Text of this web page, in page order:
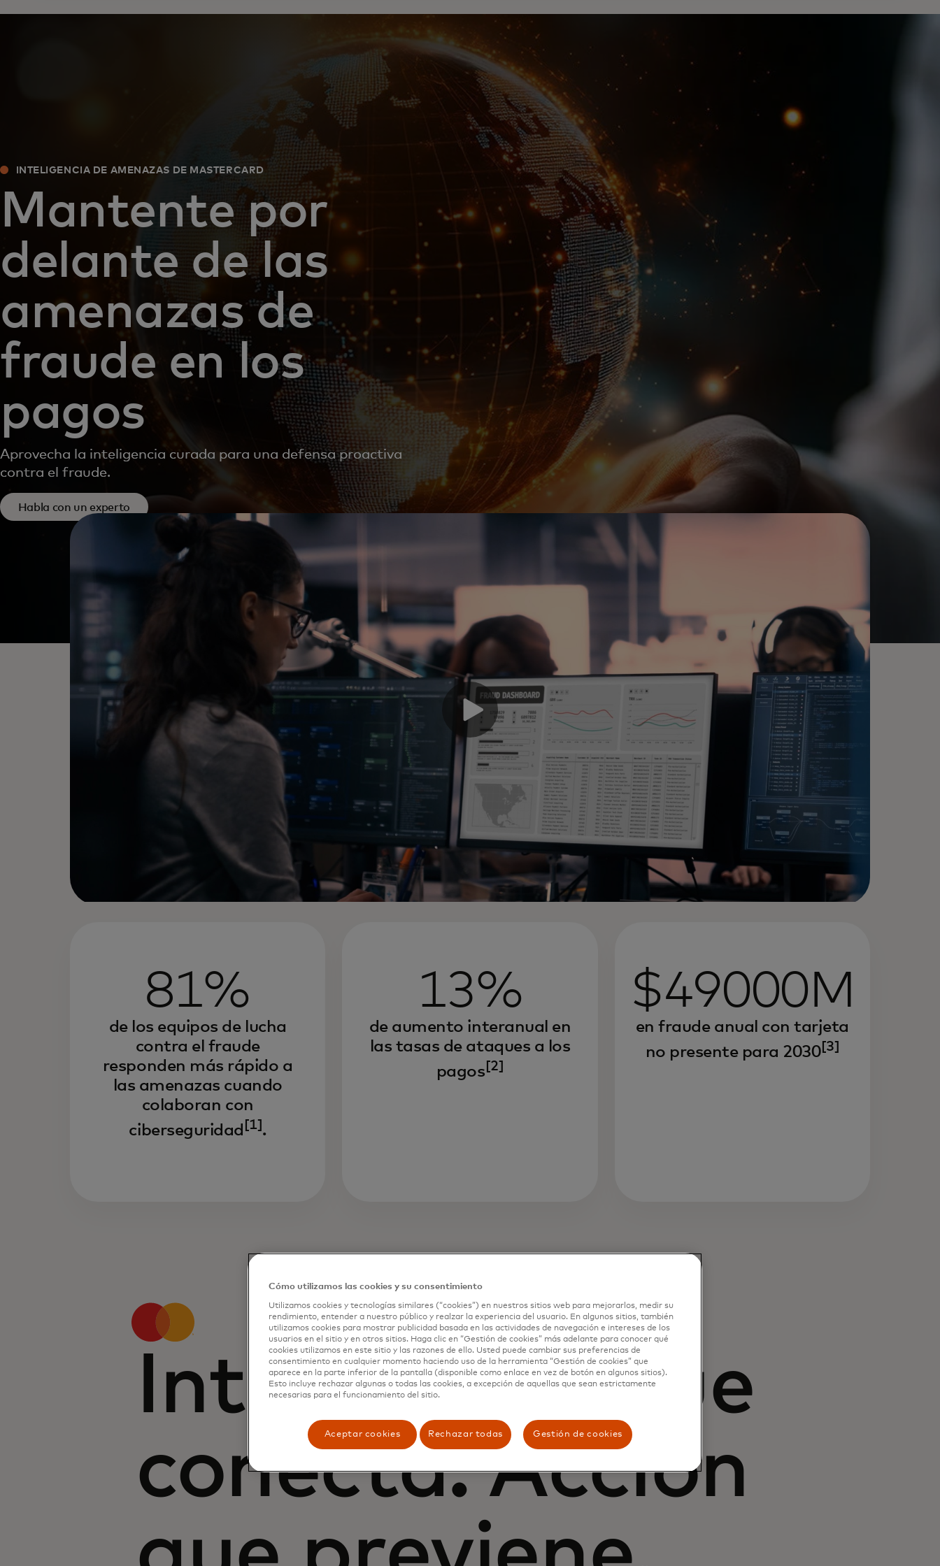
INTELIGENCIA DE AMENAZAS DE MASTERCARD
Mantente por
delante de las
amenazas de
fraude en los
pagos
Aprovecha la inteligencia curada para una defensa proactiva
contra el fraude.
Habla con un experto
81%
de los equipos de lucha
contra el fraude
responden más rápido a
las amenazas cuando
colaboran con
ciberseguridad [1] .
13%
de aumento interanual en
las tasas de ataques a los
pagos [2]
$49000M
en fraude anual con tarjeta
no presente para 2030[3]
Inteligencia que
conecta. Acción
Cómo utilizamos las cookies y su consentimiento
Utilizamos cookies y tecnologías similares (“cookies”) en nuestros sitios web para mejorarlos, medir su
rendimiento, entender a nuestro público y realzar la experiencia del usuario. En algunos sitios, también
utilizamos cookies para mostrar publicidad basada en las actividades de navegación e intereses de los
usuarios en el sitio y en otros sitios. Haga clic en “Gestión de cookies” más adelante para conocer qué
cookies utilizamos en este sitio y las razones de ello. Usted puede cambiar sus preferencias de
consentimiento en cualquier momento haciendo uso de la herramienta “Gestión de cookies” que
aparece en la parte inferior de la pantalla (disponible como enlace en vez de botón en algunos sitios).
Esto incluye rechazar algunas o todas las cookies, a excepción de aquellas que sean estrictamente
necesarias para el funcionamiento del sitio.
Aceptar cookies Rechazar todas Gestión de cookies